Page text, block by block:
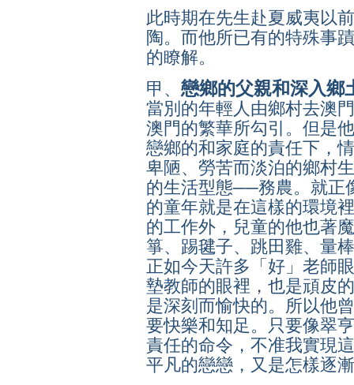
此時期在先生赴夏威夷以
陶。而他所已有的特殊事
的瞭解。
甲、 戀鄉的父親和深入鄉
當別的年輕人由鄉村去澳
澳門的繁華所勾引。但是
戀鄉的和家庭的責任下，
卑陋、勞苦而淡泊的鄉村
的生活型態──務農。就正
的童年就是在這樣的環境
的工作外，兒童的他也著
箏、踢毽子、跳田雞、量
正如今天許多「好」老師
墊教師的眼裡，也是頑皮
是深刻而愉快的。所以他
要快樂和知足。只要像翠
責任的命令，不准我實現
平凡的戀戀，又是怎樣逐